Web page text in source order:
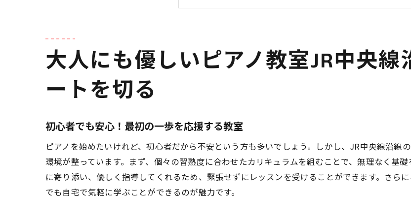
勉強するだけじゃない！音楽を楽しむ時間
忙しい社会人も安心！柔軟なレッスンスタイルが魅
急な予定変更にも対応可能なフレキシブルさ
オンラインレッスンの導入でさらに便利に
ストレス発散！仕事終わりの気分転換に
新しい趣味に挑戦！JR中央線沿線のピアノ教室で心
未経験者も歓迎！ゼロから始める音楽生活
大人にも優しいピアノ教室JR中央線
ートを切る
初心者でも安心！最初の一歩を応援する教室
ピアノを始めたいけれど、初心者だから不安という方も多いでしょう。しかし、JR中央線沿線
環境が整っています。まず、個々の習熟度に合わせたカリキュラムを組むことで、無理なく基
に寄り添い、優しく指導してくれるため、緊張せずにレッスンを受けることができます。さら
でも自宅で気軽に学ぶことができるのが魅力です。